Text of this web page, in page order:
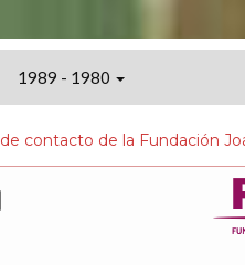
1989 - 1980
contacto de la Fundación